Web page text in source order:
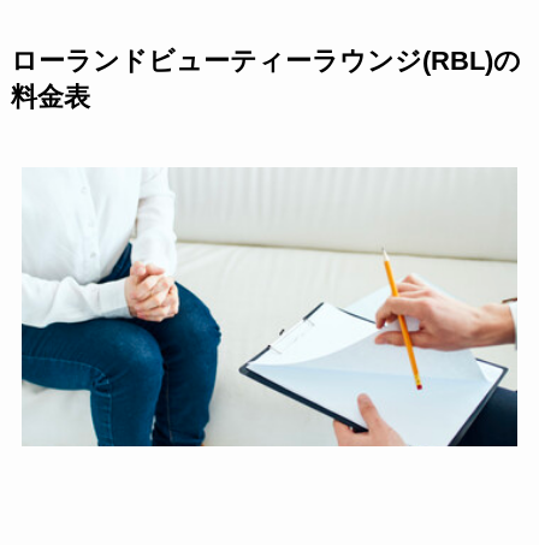
ローランドビューティーラウンジ(RBL)の
料金表